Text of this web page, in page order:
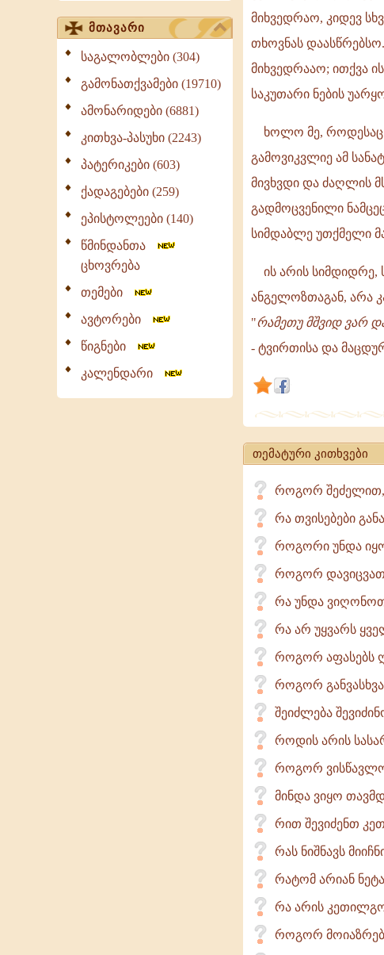
მთავარი
საგალობლები (304)
გამონათქვამები (19710)
ამონარიდები (6881)
კითხვა-პასუხი (2243)
პატერიკები (603)
ქადაგებები (259)
ეპისტოლეები (140)
წმინდანთა
ცხოვრება
თემები
ავტორები
წიგნები
კალენდარი
მიხვედრაო, კიდევ
თხოვნას
მიხვედრააო; ითქვა
საკუთარი ნების
ხოლო მე, როდესაც
გამოვიკვლიე ამ
მივხვდი და ძაღლის
გადმოცვენილი
სიმდაბლე უთქმელი
ის არის სიმდიდრე,
ანგელოზთაგან, არა
"რამეთუ მშვიდ ვარ
- ტვირთისა და
თემატური კითხვები
როგორ შეძელით,
რა თვისებები
როგორი უნდა
როგორ დავიცვათ
რა უნდა ვიღონოთ
რა არ უყვარს
როგორ აფასებს
როგორ
შეიძლება
როდის არის
როგორ
მინდა ვიყო
რით შევიძენთ
რას ნიშნავს
რატომ არიან
რა არის
როგორ